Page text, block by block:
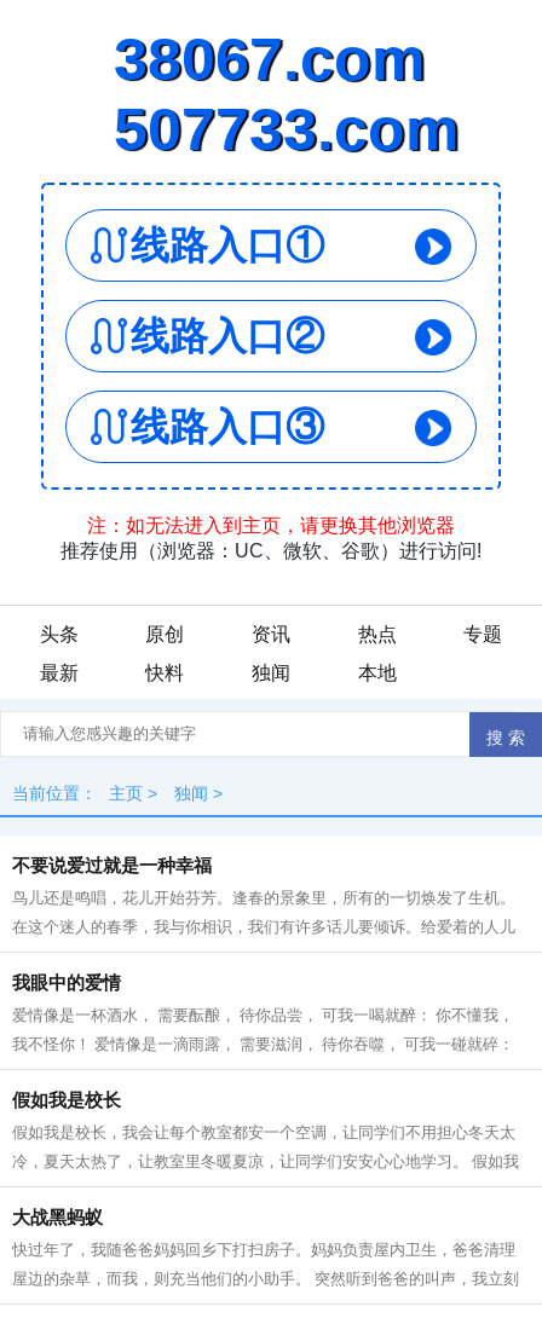
头条 原创 资讯 热点
专题
最新
快料 独闻 本地
当前位置： 主页 > 独闻 >
不要说爱过就是一种幸福
鸟儿还是鸣唱，花儿开始芬芳。逢春的景象里，所有的一切焕发了生机。
在这个迷人的春季，我与你相识，我们有许多话儿要倾诉。给爱着的人儿
斟满一杯酒，酒里盛上我的欢笑，不要...
我眼中的爱情
爱情像是一杯酒水， 需要酝酿， 待你品尝， 可我一喝就醉： 你不懂我，
我不怪你！ 爱情像是一滴雨露， 需要滋润， 待你吞噬， 可我一碰就碎：
你不懂我， 我不怪你！ 爱情像是一...
假如我是校长
假如我是校长，我会让每个教室都安一个空调，让同学们不用担心冬天太
冷，夏天太热了，让教室里冬暖夏凉，让同学们安安心心地学习。 假如我
是校长，我要在校园里种很多的花草树...
大战黑蚂蚁
快过年了，我随爸爸妈妈回乡下打扫房子。妈妈负责屋内卫生，爸爸清理
屋边的杂草，而我，则充当他们的小助手。 突然听到爸爸的叫声，我立刻
跑过去，被眼前的一幕惊呆了。一大片...